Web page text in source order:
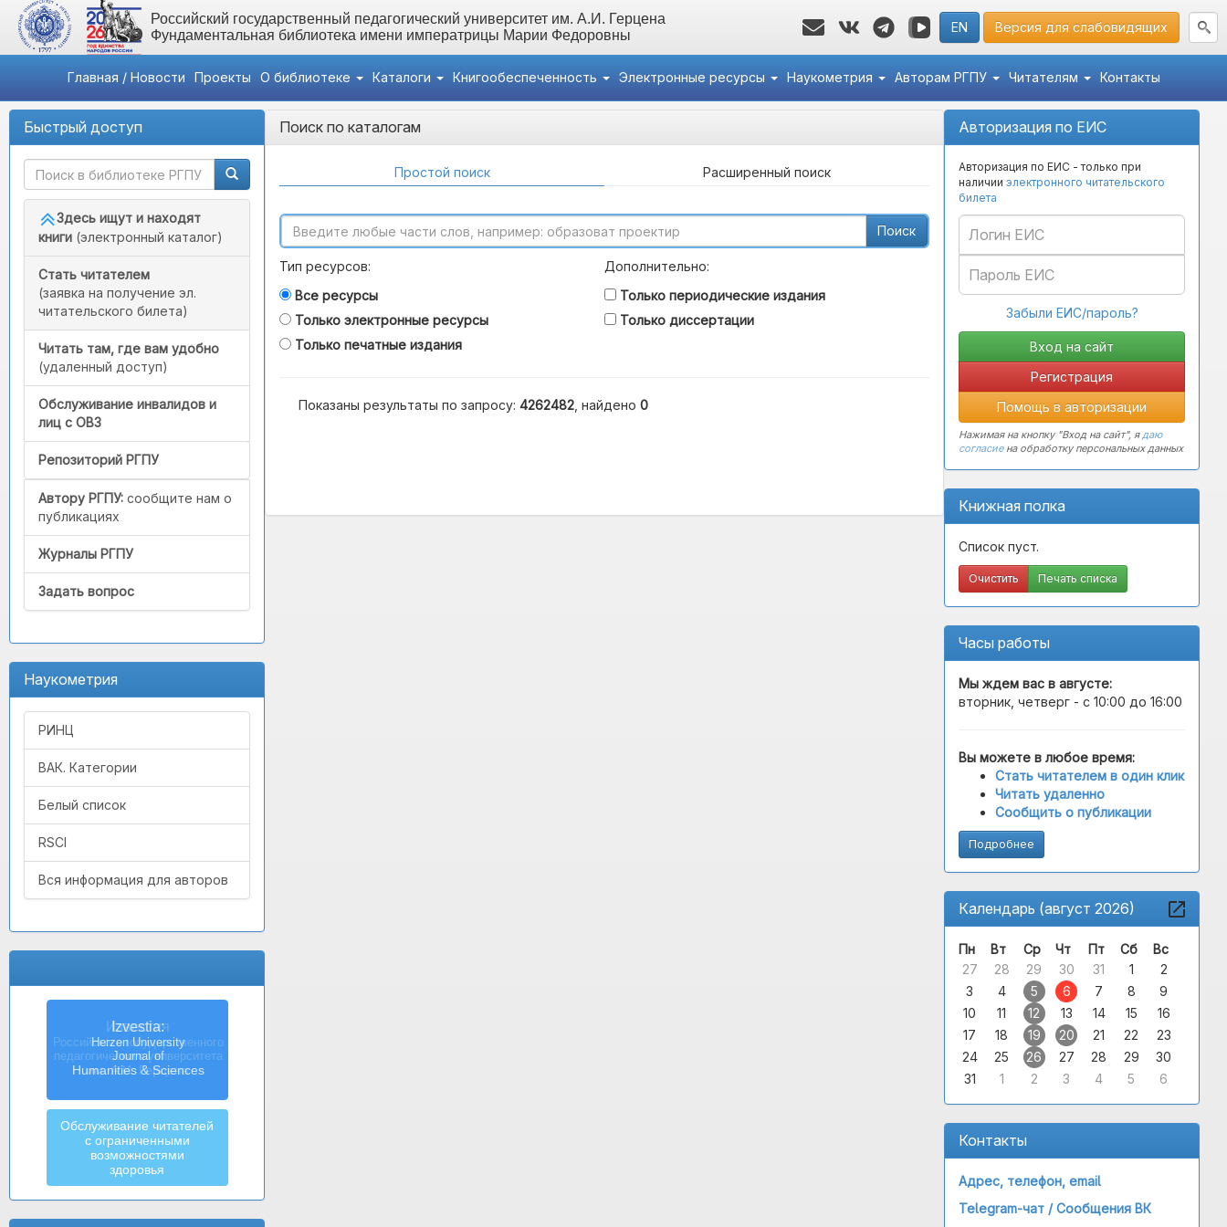
Российский государственный педагогический университет им. А.И. Герцена
Фундаментальная библиотека имени императрицы Марии Федоровны
EN Версия для слабовидящих
Главная / Новости Проекты О библиотеке Каталоги Книгообеспеченность Электронные ресурсы Наукометрия Авторам РГПУ Читателям Контакты
Быстрый доступ
Здесь ищут и находят
книги (электронный каталог)
Стать читателем
(заявка на получение эл.
читательского билета)
Читать там, где вам удобно
(удаленный доступ)
Обслуживание инвалидов и
лиц с ОВЗ
Репозиторий РГПУ
Автору РГПУ: сообщите нам о
публикациях
Журналы РГПУ
Задать вопрос
Наукометрия
РИНЦ
ВАК. Категории
Белый список
RSCI
Вся информация для авторов
Izvestia:
Herzen University
Journal of
Humanities & Sciences
Обслуживание читателей
с ограниченными
возможностями
здоровья
Авторизация по ЕИС
Авторизация по ЕИС - только при
наличии электронного читательского
билета
Забыли ЕИС/пароль?
Регистрация
Помощь в авторизации
Нажимая на кнопку "Вход на сайт", ядаю
согласиена обработку персональных данных
Книжная полка
Список пуст.
Очистить Печать списка
Часы работы
Мы ждем вас в августе:
вторник, четверг - с 10:00 до 16:00
Вы можете в любое время:
Стать читателем в один клик
Читать удаленно
Сообщить о публикации
Подробнее
Календарь (август 2026)
Пн Вт Ср Чт Пт Сб
Вс
27
28 29 30 31 1
2
3
4 5 6 7 8
9
10
11 12 13 14 15
16
17
18 19 20 21 22
23
24
25 26 27 28 29
30
31
1 2 3 4 5 6
Контакты
Адрес, телефон, email
Telegram-чат /Сообщения ВК
Поиск по каталогам
Простой поиск Расширенный поиск
Поиск
Тип ресурсов:
Все ресурсы
Только электронные ресурсы
Только печатные издания
Дополнительно:
Только периодические издания
Только диссертации
Показаны результаты по запросу: 4262482 , найдено 0